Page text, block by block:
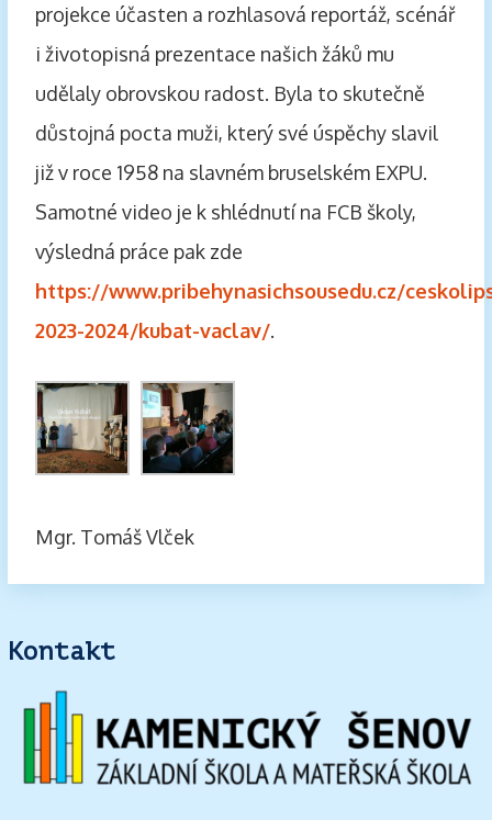
projekce účasten a rozhlasová reportáž, scénář
i životopisná prezentace našich žáků mu
udělaly obrovskou radost. Byla to skutečně
důstojná pocta muži, který své úspěchy slavil
již v roce 1958 na slavném bruselském EXPU.
Samotné video je k shlédnutí na FCB školy,
výsledná práce pak zde
https://www.pribehynasichsousedu.cz/
2023-2024/kubat-vaclav/.
Mgr. Tomáš Vlček
Kontakt